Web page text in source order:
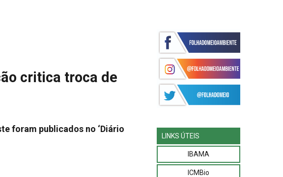
critica troca de
foram publicados no ‘Diário
LINKS ÚTEIS
IBAMA
ICMBio